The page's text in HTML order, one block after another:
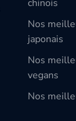
chinois
Nos
japonais
Nos
vegans
Nos